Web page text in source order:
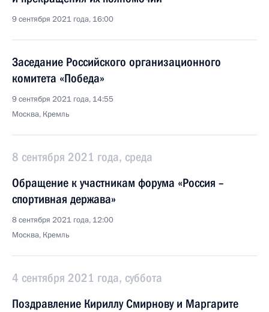
9 сентября 2021 года, 16:00
Заседание Российского организационного
комитета «Победа»
9 сентября 2021 года, 14:55
Москва, Кремль
8 сентября 2021 года, среда
Обращение к участникам форума «Россия –
спортивная держава»
8 сентября 2021 года, 12:00
Москва, Кремль
4 сентября 2021 года, суббота
Поздравление Кириллу Смирнову и Маргарите